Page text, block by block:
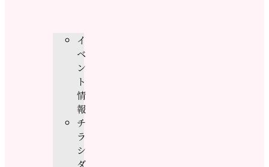
イ
ベ
ン
ト
情
報
チ
ラ
シ
ダ